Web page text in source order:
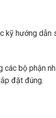
kỹ hướng dẫn
các bộ phận
đặt đúng.